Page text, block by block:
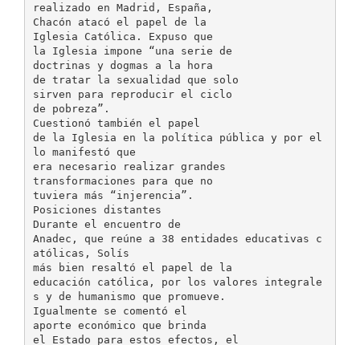
realizado en Madrid, España,
Chacón atacó el papel de la
Iglesia Católica. Expuso que
la Iglesia impone “una serie de
doctrinas y dogmas a la hora
de tratar la sexualidad que solo
sirven para reproducir el ciclo
de pobreza”.
Cuestionó también el papel
de la Iglesia en la política pública y por el
lo manifestó que
era necesario realizar grandes
transformaciones para que no
tuviera más “injerencia”.
Posiciones distantes
Durante el encuentro de
Anadec, que reúne a 38 entidades educativas c
atólicas, Solís
más bien resaltó el papel de la
educación católica, por los valores integrale
s y de humanismo que promueve.
Igualmente se comentó el
aporte económico que brinda
el Estado para estos efectos, el